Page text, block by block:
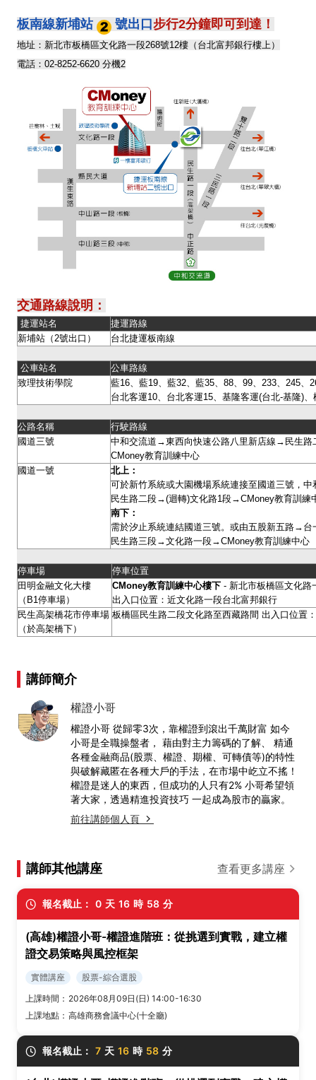
板南線新埔站 號出口 步行2分鐘即可到達！
地址：新北市板橋區文化路一段268號12樓（台北富邦銀行樓上）
電話：02-8252-6620 分機2
交通路線說明：
捷運站名
捷運路線
新埔站（2號出口）
台北捷運板南線
公車站名
公車路線
致理技術學院
藍16、藍19、藍32、藍35、88、99、233、245、
台北客運10、台北客運15、基隆客運(台北-基隆)
公路名稱
行駛路線
國道三號
中和交流道→東西向快速公路八里新店線→民生
CMoney教育訓練中心
國道一號
北上：
可於新竹系統或大園機場系統連接至國道三號，
民生路二段→(迴轉)文化路1段→CMoney教育訓練
南下：
需於汐止系統連結國道三號。或由五股新五路
民生路三段→文化路一段→CMoney教育訓練中心
停車場
停車位置
田明金融文化大樓
（B1停車場）
CMoney教育訓練中心樓下 - 新北市板橋區文化路
出入口位置：近文化路一段台北富邦銀行
民生高架橋花市停車場
（於高架橋下）
板橋區民生路二段文化路至西藏路間 出入口位置
講師簡介
權證小哥
權證小哥 從歸零3次，靠權證到滾出千萬財富 如今
小哥是全職操盤者， 藉由對主力籌碼的了解、 精通
各種金融商品(股票、權證、期權、可轉債等)的特性
與破解藏匿在各種大戶的手法，在市場中屹立不搖！
權證是迷人的東西，但成功的人只有2% 小哥希望領
著大家，透過精進投資技巧 一起成為股市的贏家。
前往講師個人頁
講師其他講座 查看更多講座
報名截止： 0 天 16 時 58 分
(高雄)權證小哥-權證進階班：從挑選到實戰，建立權
證交易策略與風控框架
實體講座
股票-綜合選股
上課時間： 2026年08月09日(日) 14:00-16:30
上課地點： 高雄商務會議中心(十全廳)
報名截止： 7 天 16 時 58 分